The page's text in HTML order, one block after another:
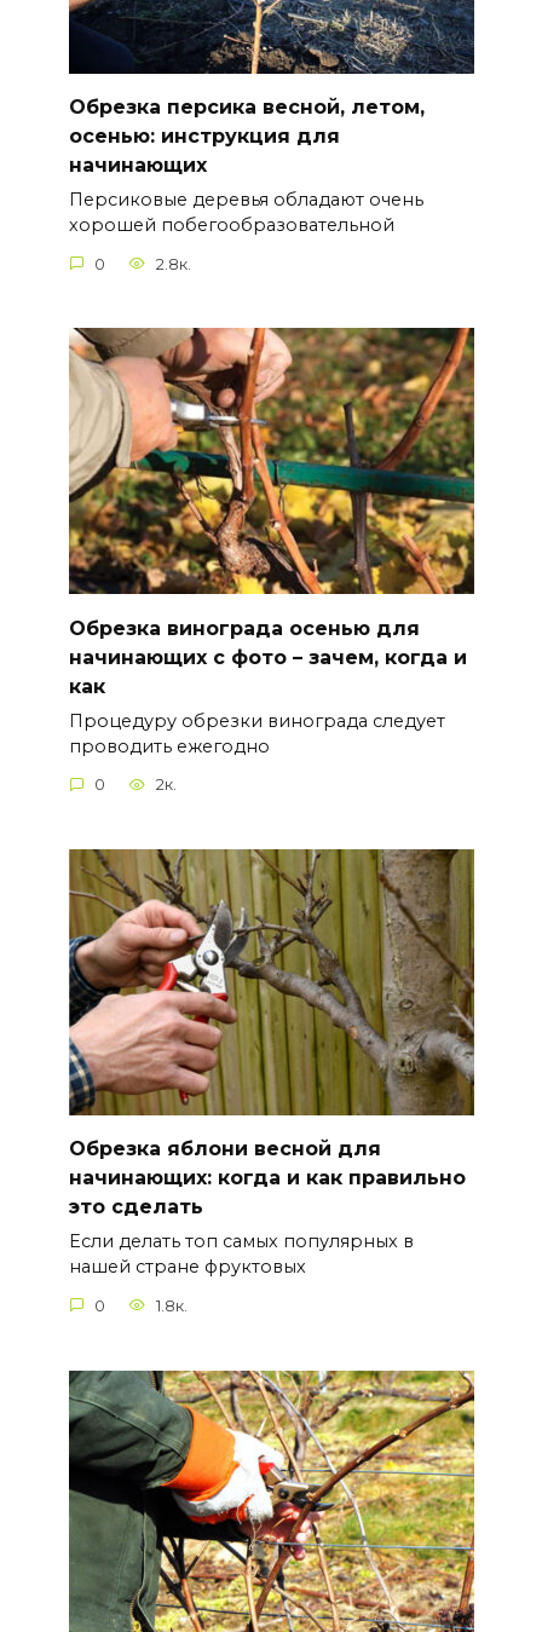
Обрезка персика весной, летом,
осенью: инструкция для
начинающих
Персиковые деревья обладают очень
хорошей побегообразовательной
0 2.8к.
Обрезка винограда осенью для
начинающих с фото – зачем, когда и
как
Процедуру обрезки винограда следует
проводить ежегодно
0 2к.
Обрезка яблони весной для
начинающих: когда и как правильно
это сделать
Если делать топ самых популярных в
нашей стране фруктовых
0 1.8к.